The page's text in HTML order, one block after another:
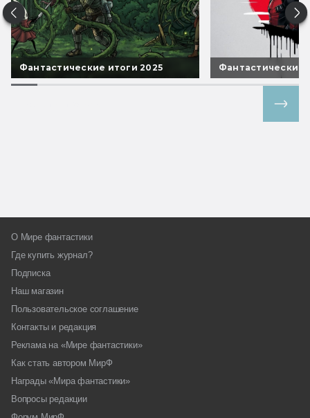
Фантастические итоги 2025 Фантастические
О Мире фантастики
Где купить журнал?
Подписка
Наш магазин
Пользовательское соглашение
Контакты и редакция
Реклама на «Мире фантастики»
Как стать автором МирФ
Награды «Мира фантастики»
Вопросы редакции